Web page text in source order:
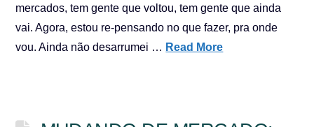
mercados, tem gente que voltou, tem gente que ainda
vai. Agora, estou re-pensando no que fazer, pra onde
vou. Ainda não desarrumei … Read More